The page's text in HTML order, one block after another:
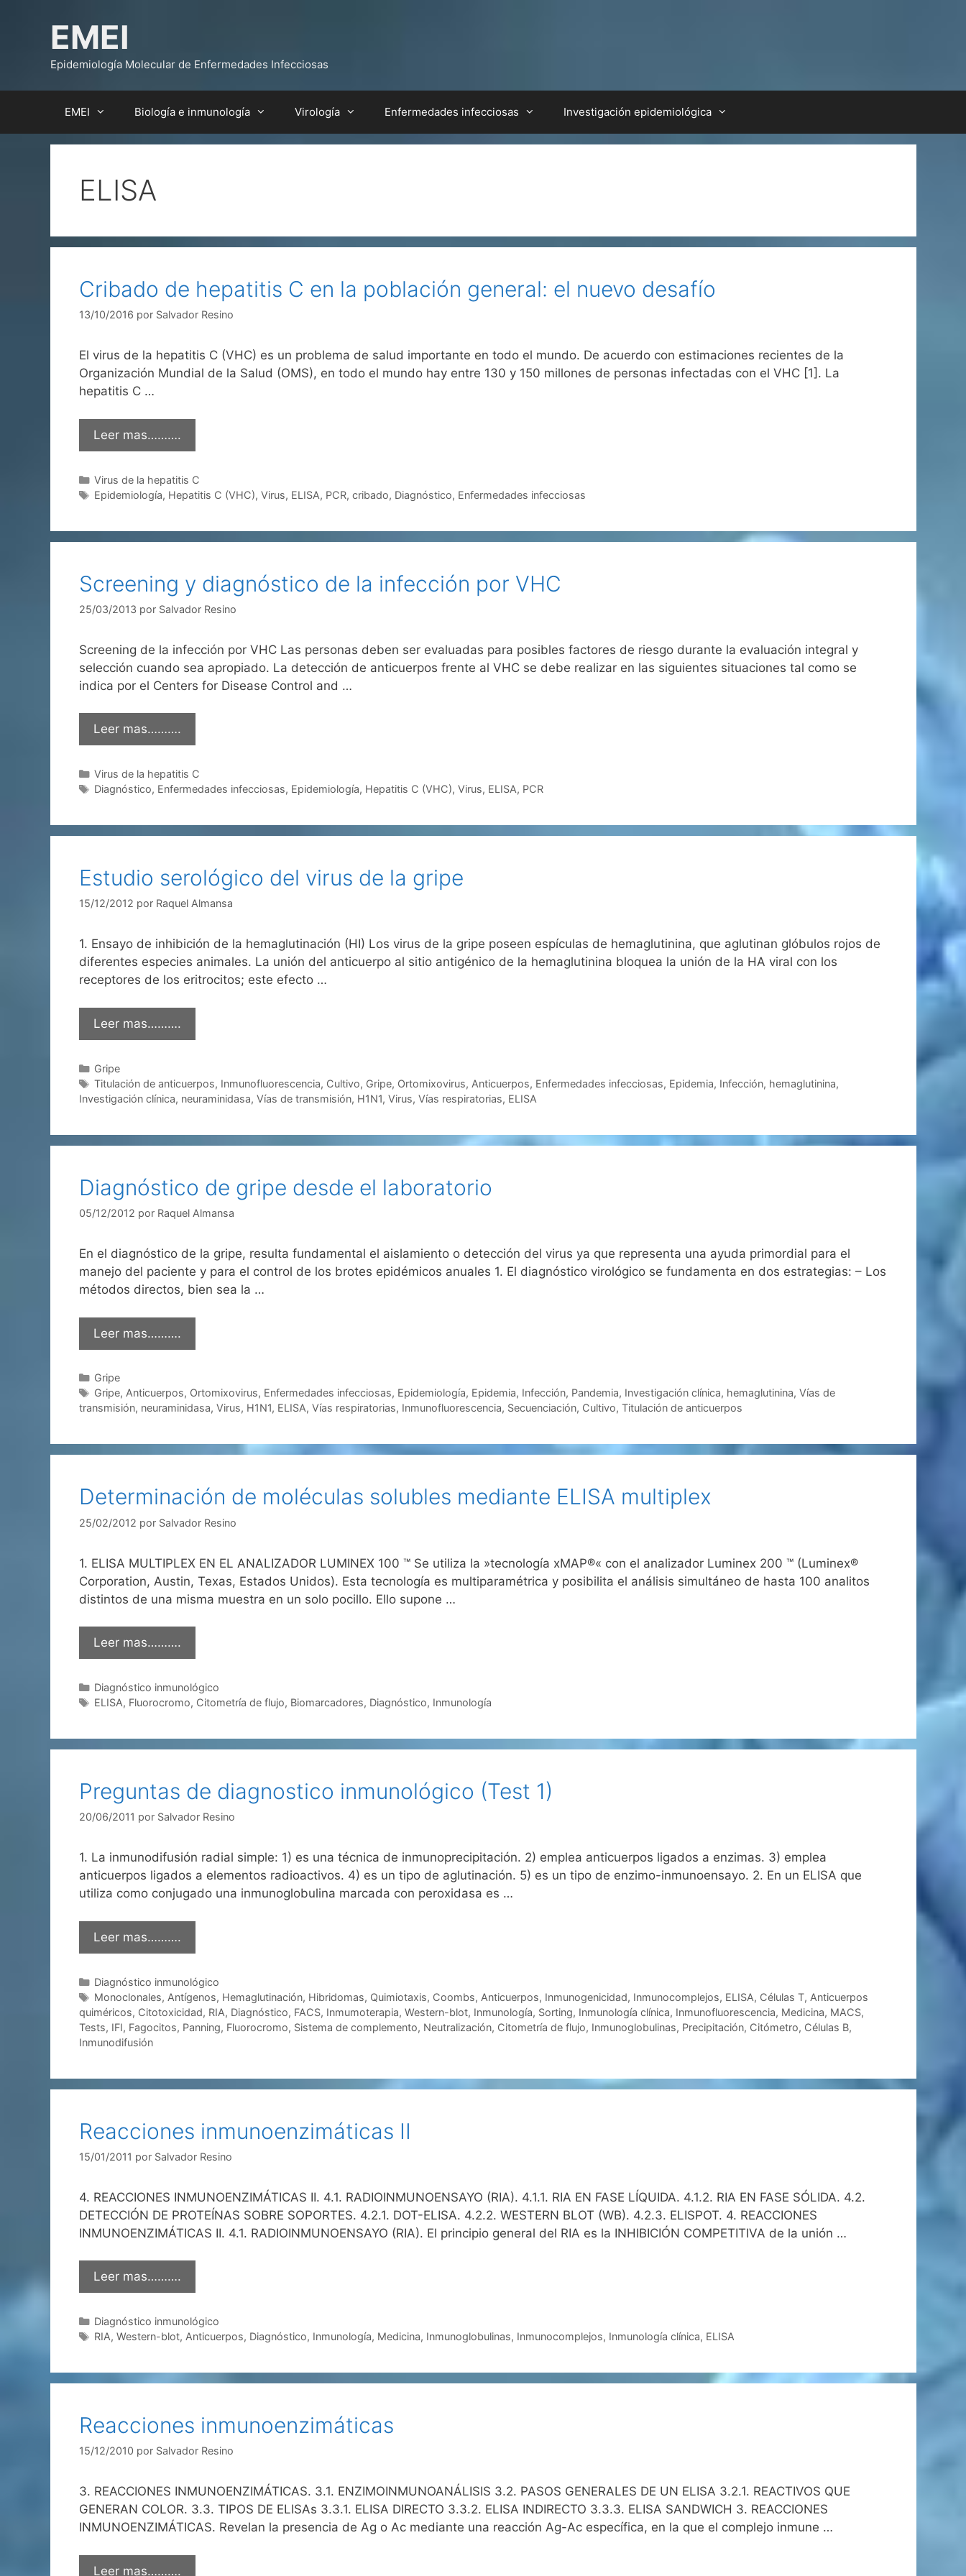
EMEI
Epidemiología Molecular de Enfermedades Infecciosas
EMEI Biología e inmunología Virología Enfermedades infecciosas Investigación epidemiológica
ELISA
Cribado de hepatitis C en la población general: el nuevo desafío
13/10/2016 por Salvador Resino
El virus de la hepatitis C (VHC) es un problema de salud importante en todo el mundo. De acuerdo con estimaciones recientes de la
Organización Mundial de la Salud (OMS), en todo el mundo hay entre 130 y 150 millones de personas infectadas con el VHC [1]. La
hepatitis C …
Leer mas……….
Categorías
Virus de la hepatitis C
Etiquetas
Epidemiología, Hepatitis C (VHC),Virus, ELISA, PCR,cribado, Diagnóstico, Enfermedades infecciosas
Screening y diagnóstico de la infección por VHC
25/03/2013 por Salvador Resino
Screening de la infección por VHC Las personas deben ser evaluadas para posibles factores de riesgo durante la evaluación integral y
selección cuando sea apropiado. La detección de anticuerpos frente al VHC se debe realizar en las siguientes situaciones tal como se
indica por el Centers for Disease Control and …
Leer mas……….
Categorías
Virus de la hepatitis C
Etiquetas
Diagnóstico, Enfermedades infecciosas, Epidemiología, Hepatitis C (VHC),Virus, ELISA, PCR
Estudio serológico del virus de la gripe
15/12/2012 por Raquel Almansa
1. Ensayo de inhibición de la hemaglutinación (HI) Los virus de la gripe poseen espículas de hemaglutinina, que aglutinan glóbulos rojos de
diferentes especies animales. La unión del anticuerpo al sitio antigénico de la hemaglutinina bloquea la unión de la HA viral con los
receptores de los eritrocitos; este efecto …
Leer mas……….
Categorías
Gripe
Etiquetas
Titulación de anticuerpos, Inmunofluorescencia, Cultivo, Gripe, Ortomixovirus, Anticuerpos, Enfermedades infecciosas, Epidemia, Infección, hemaglutinina,
Investigación clínica, neuraminidasa, Vías de transmisión, H1N1, Virus, Vías respiratorias, ELISA
Diagnóstico de gripe desde el laboratorio
05/12/2012 por Raquel Almansa
En el diagnóstico de la gripe, resulta fundamental el aislamiento o detección del virus ya que representa una ayuda primordial para el
manejo del paciente y para el control de los brotes epidémicos anuales 1. El diagnóstico virológico se fundamenta en dos estrategias: – Los
métodos directos, bien sea la …
Leer mas……….
Categorías
Gripe
Etiquetas
Gripe,Anticuerpos, Ortomixovirus, Enfermedades infecciosas, Epidemiología, Epidemia, Infección, Pandemia, Investigación clínica, hemaglutinina,Vías de
transmisión, neuraminidasa, Virus, H1N1, ELISA, Vías respiratorias, Inmunofluorescencia, Secuenciación, Cultivo, Titulación de anticuerpos
Determinación de moléculas solubles mediante ELISA multiplex
25/02/2012 por Salvador Resino
1. ELISA MULTIPLEX EN EL ANALIZADOR LUMINEX 100 ™ Se utiliza la »tecnología xMAP®« con el analizador Luminex 200 ™ (Luminex®
Corporation, Austin, Texas, Estados Unidos). Esta tecnología es multiparamétrica y posibilita el análisis simultáneo de hasta 100 analitos
distintos de una misma muestra en un solo pocillo. Ello supone …
Leer mas……….
Categorías
Diagnóstico inmunológico
Etiquetas
ELISA, Fluorocromo, Citometría de flujo, Biomarcadores, Diagnóstico, Inmunología
Preguntas de diagnostico inmunológico (Test 1)
20/06/2011 por Salvador Resino
1. La inmunodifusión radial simple: 1) es una técnica de inmunoprecipitación. 2) emplea anticuerpos ligados a enzimas. 3) emplea
anticuerpos ligados a elementos radioactivos. 4) es un tipo de aglutinación. 5) es un tipo de enzimo-inmunoensayo. 2. En un ELISA que
utiliza como conjugado una inmunoglobulina marcada con peroxidasa es …
Leer mas……….
Categorías
Diagnóstico inmunológico
Etiquetas
Monoclonales, Antígenos, Hemaglutinación, Hibridomas, Quimiotaxis, Coombs, Anticuerpos, Inmunogenicidad, Inmunocomplejos, ELISA, Células T, Anticuerpos
quiméricos, Citotoxicidad, RIA, Diagnóstico, FACS, Inmumoterapia, Western-blot, Inmunología, Sorting, Inmunología clínica, Inmunofluorescencia, Medicina, MACS,
Tests, IFI, Fagocitos, Panning, Fluorocromo, Sistema de complemento, Neutralización, Citometría de flujo, Inmunoglobulinas, Precipitación, Citómetro, Células B,
Inmunodifusión
Reacciones inmunoenzimáticas II
15/01/2011 por Salvador Resino
4. REACCIONES INMUNOENZIMÁTICAS II. 4.1. RADIOINMUNOENSAYO (RIA). 4.1.1. RIA EN FASE LÍQUIDA. 4.1.2. RIA EN FASE SÓLIDA. 4.2.
DETECCIÓN DE PROTEÍNAS SOBRE SOPORTES. 4.2.1. DOT-ELISA. 4.2.2. WESTERN BLOT (WB). 4.2.3. ELISPOT. 4. REACCIONES
INMUNOENZIMÁTICAS II. 4.1. RADIOINMUNOENSAYO (RIA). El principio general del RIA es la INHIBICIÓN COMPETITIVA de la unión …
Leer mas……….
Categorías
Diagnóstico inmunológico
Etiquetas
RIA,Western-blot, Anticuerpos, Diagnóstico, Inmunología, Medicina, Inmunoglobulinas, Inmunocomplejos, Inmunología clínica, ELISA
Reacciones inmunoenzimáticas
15/12/2010 por Salvador Resino
3. REACCIONES INMUNOENZIMÁTICAS. 3.1. ENZIMOINMUNOANÁLISIS 3.2. PASOS GENERALES DE UN ELISA 3.2.1. REACTIVOS QUE
GENERAN COLOR. 3.3. TIPOS DE ELISAs 3.3.1. ELISA DIRECTO 3.3.2. ELISA INDIRECTO 3.3.3. ELISA SANDWICH 3. REACCIONES
INMUNOENZIMÁTICAS. Revelan la presencia de Ag o Ac mediante una reacción Ag-Ac específica, en la que el complejo inmune …
Leer mas……….